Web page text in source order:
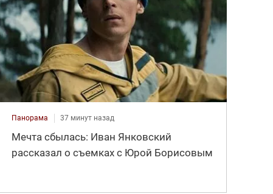
Панорама 37 минут назад
Мечта сбылась: Иван Янковский
рассказал о съемках с Юрой Борисовым